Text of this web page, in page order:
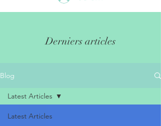
Derniers articles
Blog
Latest Articles
Latest Articles